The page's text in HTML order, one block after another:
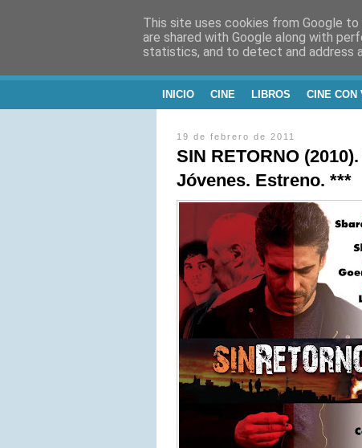
CINE,
Blog de Cine y Libros
INICIO CINE LIBROS CINE CON
19 de febrero de 2011
SIN RETORNO
Jóvenes. Estreno. ***
This site uses cookies from Google
are shared with Google along with
statistics, and to detect and address